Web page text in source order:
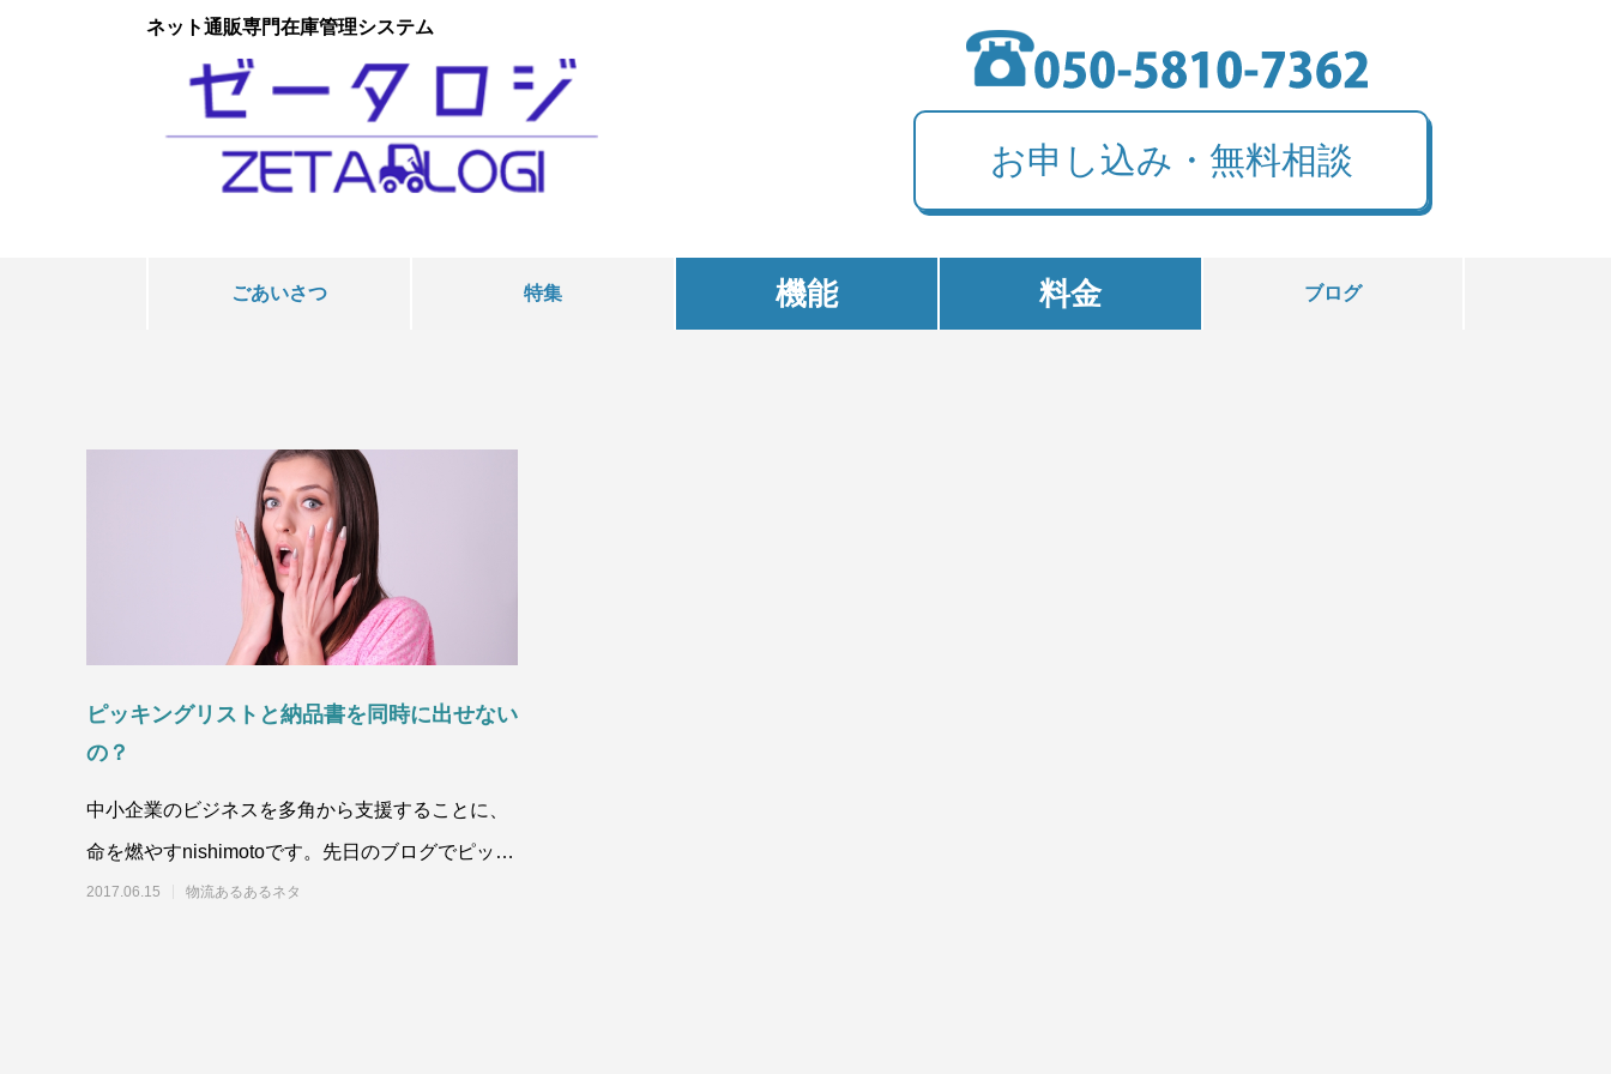
ネット通販専門在庫管理システム
お申し込み・無料相談
ごあいさつ 特集 機能 料金 ブログ
ピッキングリストと納品書を同時に出せない
の？
中小企業のビジネスを多角から支援することに、
命を燃やすnishimotoです。先日のブログでピッキ
ングリストを納品書に出来な
2017.06.15 物流あるあるネタ